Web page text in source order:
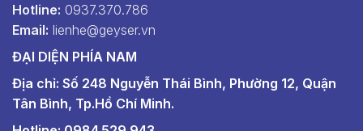
Hotline: 0937.370.786
Email: lienhe@geyser.vn
ĐẠI DIỆN PHÍA NAM
Địa chỉ: Số 248 Nguyễn Thái Bình, Phường 12, Quận
Tân Bình, Tp.Hồ Chí Minh.